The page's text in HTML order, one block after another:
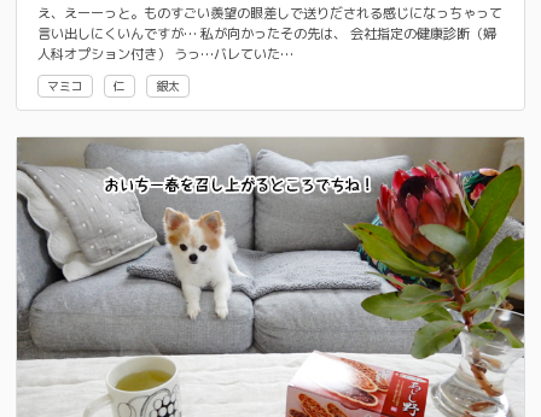
え、えーーっと。ものすごい羨望の眼差しで送りだされる感じになっちゃって
言い出しにくいんですが… 私が向かったその先は、 会社指定の健康診断（婦
人科オプション付き） うっ…バレていた…
マミコ 仁 銀太